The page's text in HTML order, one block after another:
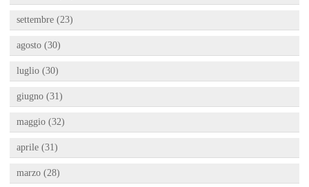
settembre (23)
agosto (30)
luglio (30)
giugno (31)
maggio (32)
aprile (31)
marzo (28)